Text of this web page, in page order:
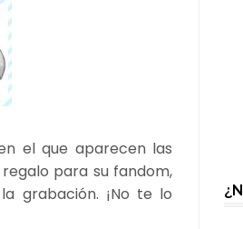
el que aparecen las
para su fandom,
grabación. ¡No te lo